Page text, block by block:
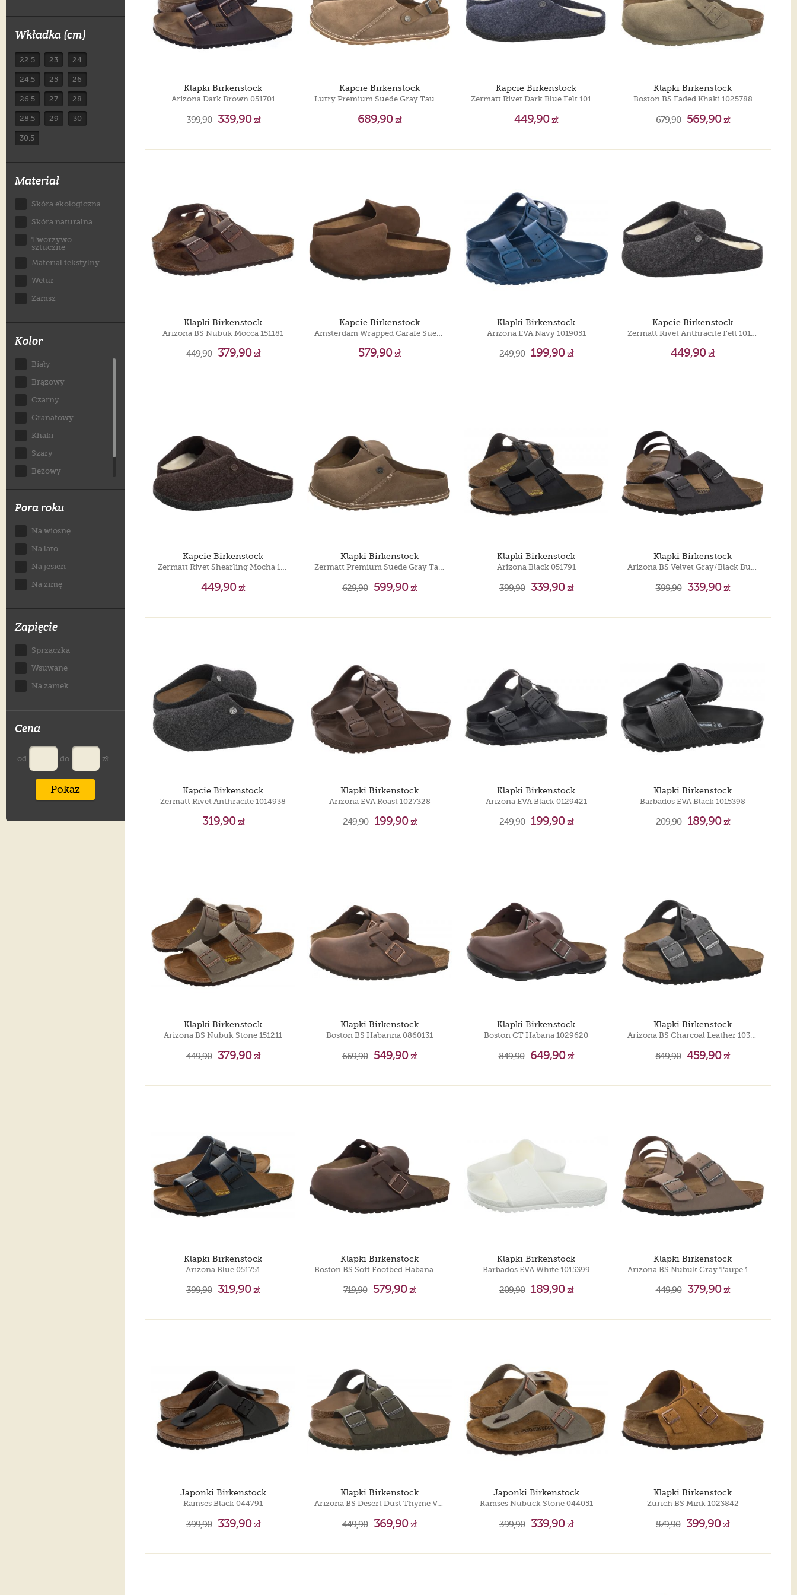
Wkładka (cm)
22.5 23 24
24.5 25 26
26.5 27 28
28.5 29 30
30.5
Materiał
Skóra ekologiczna
Skóra naturalna
Tworzywo
sztuczne
Materiał tekstylny
Welur
Zamsz
Kolor
Biały
Brązowy
Czarny
Granatowy
Khaki
Szary
Beżowy
Zielony
Pora roku
Na wiosnę
Na lato
Na jesień
Na zimę
Zapięcie
Sprzączka
Wsuwane
Na zamek
Cena
od do zł
Pokaż
Klapki Birkenstock
Arizona Dark Brown 051701
399,90 339,90zł
Kapcie Birkenstock
Lutry Premium Suede Gray Taupe Suede 1025293
689,90zł
Kapcie Birkenstock
Zermatt Rivet Dark Blue Felt 1017535
449,90zł
Klapki Birkenstock
Boston BS Faded Khaki 1025788
679,90 569,90zł
Klapki Birkenstock
Arizona BS Nubuk Mocca 151181
449,90 379,90zł
Kapcie Birkenstock
579,90zł
Klapki Birkenstock
Arizona EVA Navy 1019051
249,90 199,90zł
Kapcie Birkenstock
449,90zł
Kapcie Birkenstock
Zermatt Rivet Shearling Mocha 1016570
449,90zł
Klapki Birkenstock
Zermatt Premium Suede Gray Taupe 1021318
629,90 599,90zł
Klapki Birkenstock
Arizona Black 051791
399,90 339,90zł
Klapki Birkenstock
Arizona BS Velvet Gray/Black Buckles 1032045
399,90 339,90zł
Kapcie Birkenstock
Zermatt Rivet Anthracite 1014938
319,90zł
Klapki Birkenstock
Arizona EVA Roast 1027328
249,90 199,90zł
Klapki Birkenstock
Arizona EVA Black 0129421
249,90 199,90zł
Klapki Birkenstock
Barbados EVA Black 1015398
209,90 189,90zł
Klapki Birkenstock
Arizona BS Nubuk Stone 151211
449,90 379,90zł
Klapki Birkenstock
Boston BS Habanna 0860131
669,90 549,90zł
Klapki Birkenstock
Boston CT Habana 1029620
849,90 649,90zł
Klapki Birkenstock
Arizona BS Charcoal Leather 1032435
549,90 459,90zł
Klapki Birkenstock
Arizona Blue 051751
399,90 319,90zł
Klapki Birkenstock
719,90 579,90zł
Klapki Birkenstock
Barbados EVA White 1015399
209,90 189,90zł
Klapki Birkenstock
449,90 379,90zł
Japonki Birkenstock
Ramses Black 044791
399,90 339,90zł
Klapki Birkenstock
Arizona BS Desert Dust Thyme Vegan 1024550
449,90 369,90zł
Japonki Birkenstock
Ramses Nubuck Stone 044051
399,90 339,90zł
Klapki Birkenstock
Zurich BS Mink 1023842
579,90 399,90zł